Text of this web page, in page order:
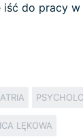
do pracy w
LĘKOWA